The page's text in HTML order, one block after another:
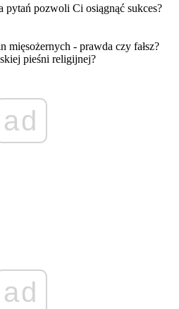
pytań pozwoli Ci osiągnąć sukces?
mięsożernych - prawda czy fałsz?
pieśni religijnej?
ad
ad